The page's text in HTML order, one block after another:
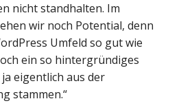
nicht standhalten. Im
wir noch Potential, denn
Umfeld so gut wie
ein so hintergründiges
eigentlich aus der
stammen.“